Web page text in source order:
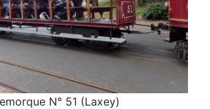
N° 51 (Laxey)